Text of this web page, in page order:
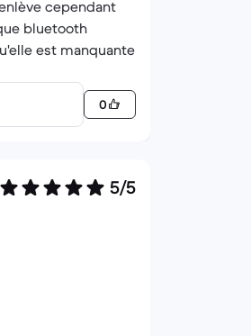
cependant
bluetooth
est manquante
0
5/5